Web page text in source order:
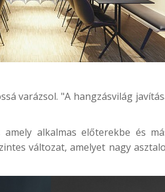
varázsol. "A hangzásvilág
alkalmas előterekbe és
változat, amelyet nagy